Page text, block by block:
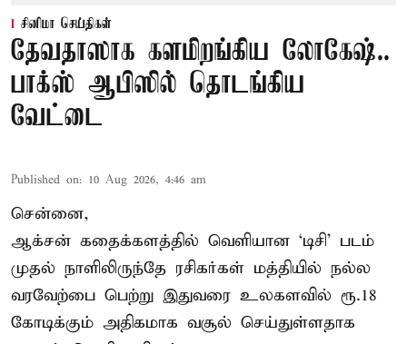
சினிமா செய்திகள்
தேவதாஸாக களமிறங்கிய லோகேஷ்..
பாக்ஸ் ஆபிஸில் தொடங்கிய
வேட்டை
Published on: 10 Aug 2026, 4:46 am
சென்னை,
ஆக்சன் கதைக்களத்தில் வெளியான ‘டிசி’ படம்
முதல் நாளிலிருந்தே ரசிகர்கள் மத்தியில் நல்ல
வரவேற்பை பெற்று இதுவரை உலகளவில் ரூ.18
கோடிக்கும் அதிகமாக வசூல் செய்துள்ளதாக